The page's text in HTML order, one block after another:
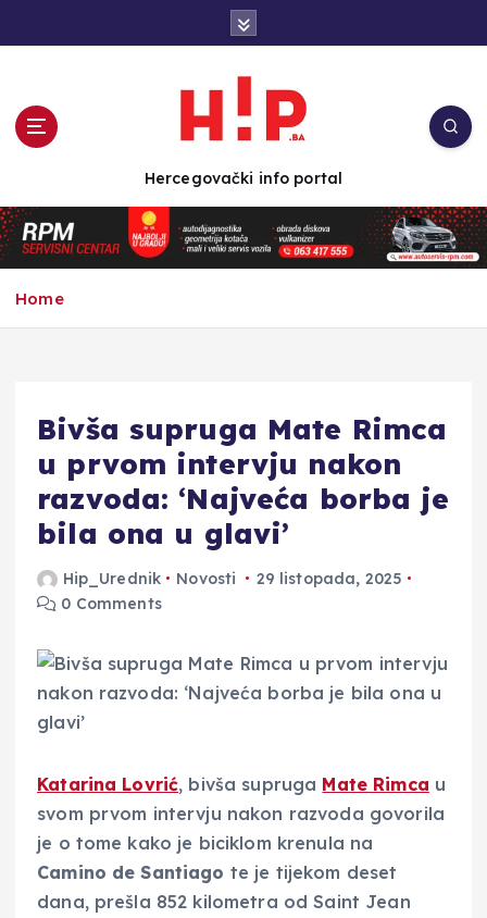
n
t
e
Hercegovački info portal
Home
Bivša supruga Mate Rimca
u prvom intervju nakon
razvoda: ‘Najveća borba je
bila ona u glavi’
Hip_Urednik Novosti
29 listopada, 2025
0 Comments
Katarina Lovrić, bivša supruga Mate Rimca u
svom prvom intervju nakon razvoda govorila
je o tome kako je biciklom krenula na
Camino de Santiago te je tijekom deset
dana, prešla 852 kilometra od Saint Jean